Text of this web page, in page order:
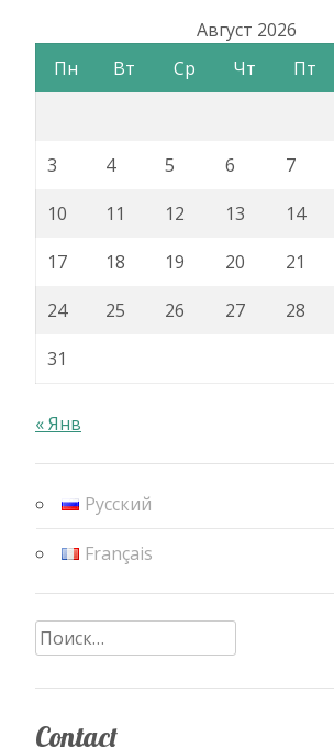
Август 2026
Пн
Вт Ср Чт Пт
3
4 5 6 7
10
11 12 13 14
17
18 19 20 21
24
25 26 27 28
31
« Янв
Русский
Français
Найти:
Contact